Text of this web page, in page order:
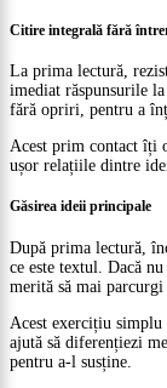
Citire integrală fără
La prima lectură,
imediat răspunsurile
fără opriri, pentru a
Acest prim contact îți
ușor relațiile dintre
Găsirea ideii principale
După prima lectură,
ce este textul. Dacă
merită să mai parcurgi
Acest exercițiu
ajută să diferențiezi
pentru a-l susține.